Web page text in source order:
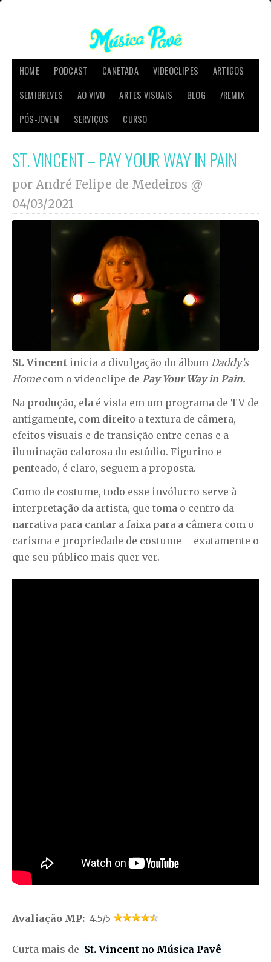
HOME PODCAST CANETADA VIDEOCLIPES
ARTIGOS
SEMIBREVES
AO VIVO ARTES VISUAIS BLOG
/REMIX
PÓS-JOVEM
SERVIÇOS CURSO
ST. VINCENT – PAY YOUR WAY IN PAIN
por André Felipe de Medeiros @
04/03/2021
St. Vincent inicia a divulgação do álbum Daddy’s
Homecom o videoclipe de Pay Your Way in Pain.
Na produção, ela é vista em um programa de TV de
antigamente, com direito a textura de câmera,
efeitos visuais e de transição entre cenas e a
iluminação calorosa do estúdio. Figurino e
penteado, é claro, seguem a proposta.
Como de costume, todo esse invólucro serve à
interpretação da artista, que toma o centro da
narrativa para cantar a faixa para a câmera com o
carisma e propriedade de costume – exatamente o
que seu público mais quer ver.
Avaliação MP: 4.5/5
Curta mais de St. Vincent no Música Pavê